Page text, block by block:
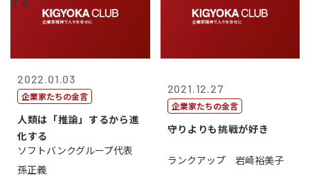
2022.01.03
企業家たちの金言
人類は「推論」するから進
化する
ソフトバンクグループ代表
孫正義
2021.12.27
企業家たちの金言
守りよりも挑戦が好き
ランクアップ 岩崎裕美子